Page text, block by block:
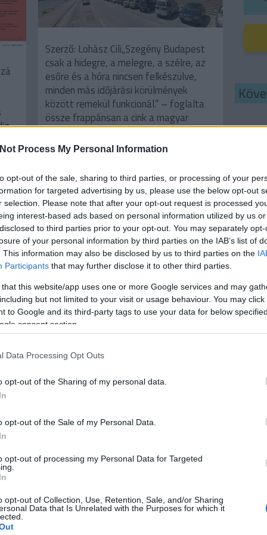
Process My Personal Information
opt-out of the sale, sharing to third parties, or processing of your
for targeted advertising by us, please use the below opt-out
selection. Please note that after your opt-out request is processed
interest-based ads based on personal information utilized by us
to third parties prior to your opt-out. You may separately
of your personal information by third parties on the IAB’s list of
This information may also be disclosed by us to third parties on the
Participants that may further disclose it to other third parties.
that this website/app uses one or more Google services and may
but not limited to your visit or usage behaviour. You may
to Google and its third-party tags to use your data for below
consent section.
Data Processing Opt Outs
opt-out of the Sharing of my personal data.
opt-out of the Sale of my Personal Data.
opt-out of processing my Personal Data for Targeted
opt-out of Collection, Use, Retention, Sale, and/or Sharing
Data that Is Unrelated with the Purposes for which it
Szerző: Lohász Cili„Szegény Budapest
csak a hidegre, a melegre, a szélre, az
esőre és a hóra nincsen felkészülve,
minden más időjárási körülmények
között remekül funkcionál.” – foglalta
össze frappánsan a cink a magyar
települések felkészületlenségét az
egyre gyakoribb extrém időjárási
eseményekre. …
TOVÁBB